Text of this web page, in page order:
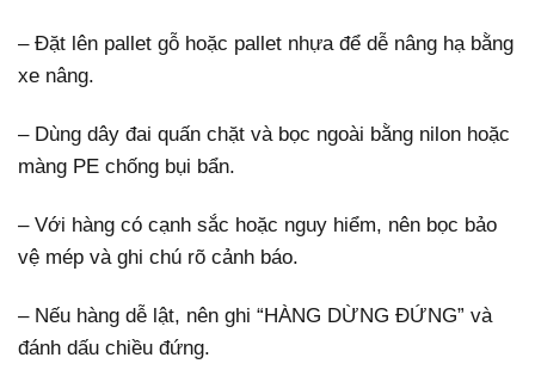
– Đặt lên pallet gỗ hoặc pallet nhựa để dễ nâng hạ bằng
xe nâng.
– Dùng dây đai quấn chặt và bọc ngoài bằng nilon hoặc
màng PE chống bụi bẩn.
– Với hàng có cạnh sắc hoặc nguy hiểm, nên bọc bảo
vệ mép và ghi chú rõ cảnh báo.
– Nếu hàng dễ lật, nên ghi “HÀNG DỪNG ĐỨNG” và
đánh dấu chiều đứng.